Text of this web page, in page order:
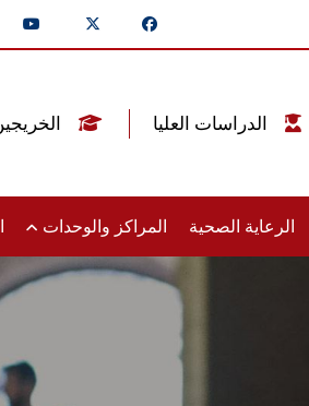
الرعاية الصحية المراكز والوحدات